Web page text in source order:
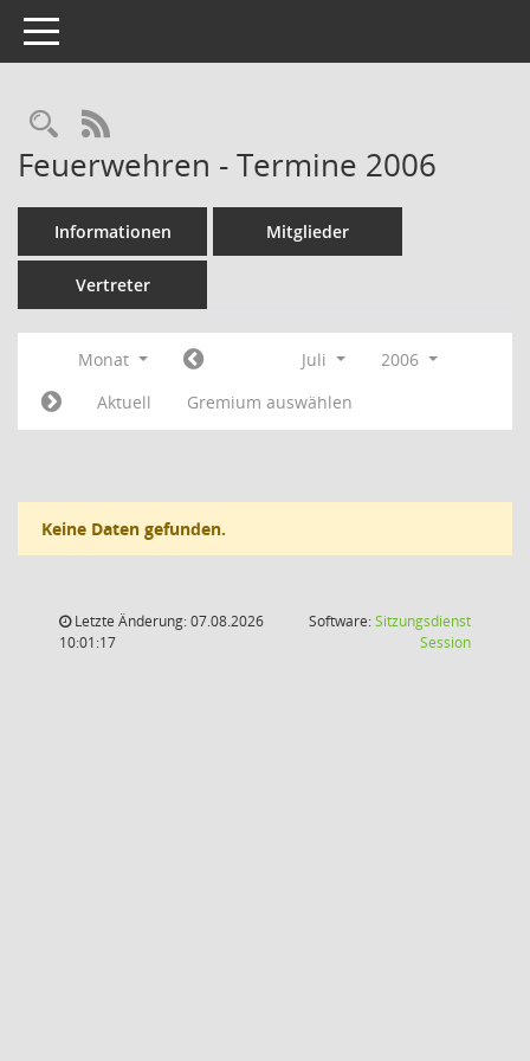
Toggle navigation
Rechercheauswahl
RSS-Feed
Feuerwehren - Termine 2006
Informationen Mitglieder
Vertreter
Monat Juli
2006
Aktuell
Gremium auswählen
Keine Daten gefunden.
Letzte Änderung: 07.08.2026
10:01:17
Software:Sitzungsdienst
Session(Wird in